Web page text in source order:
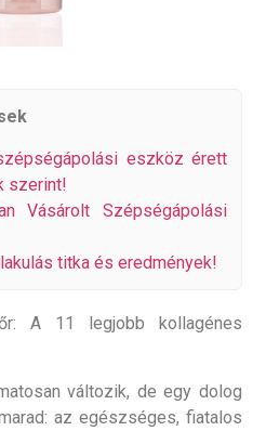
eszköz érett
szerint!
Vásárolt Szépségápolási
titka és eredmények!
A 11 legjobb kollagénes
változik, de egy dolog
az egészséges, fiatalos